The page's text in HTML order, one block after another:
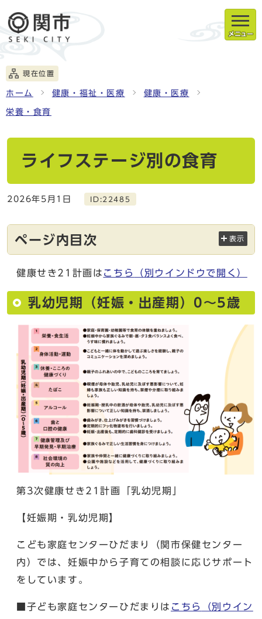
メニュー
現在位置
ホーム 健康・福祉・医療 健康・医療
栄養・食育
ライフステージ別の食育
2026年5月1日 ID:22485
ページ内目次 表示
健康せき21計画は こちら （別ウインドウで開く）
乳幼児期（妊娠・出産期）0～5歳
第3次健康せき21計画「乳幼児期」
【妊娠期・乳幼児期】
こども家庭センターひだまり（関市保健センター
内）では、妊娠中から子育ての相談に応じサポート
をしています。
■子ども家庭センターひだまりは こちら
（別ウイン